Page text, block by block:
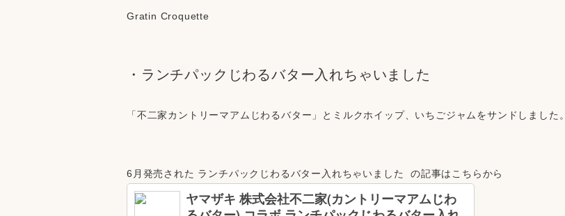
Gratin Croquette
・ランチパックじわるバター入れちゃいました
「不二家カントリーマアムじわるバター」とミルクホイップ、いちごジャムをサンドしました。
6月発売された ランチパックじわるバター入れちゃいました  の記事はこちらから